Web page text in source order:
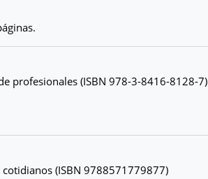
profesionales (ISBN 978-3-8416-8128-7)
(ISBN 9788571779877)